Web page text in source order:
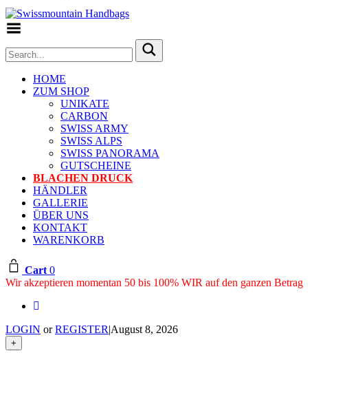
HOME
ZUM SHOP
UNIKATE
CARBON
SWISS ARMY
SWISS ALPS
SWISS PANORAMA
GUTSCHEINE
BLACHEN DRUCK
HÄNDLER
GALLERIE
ÜBER UNS
KONTAKT
WARENKORB
Cart 0
Wir akzeptieren momentan 50 bis 100% WIR auf den ganzen Betrag
LOGIN orREGISTER|August 8, 2026
+